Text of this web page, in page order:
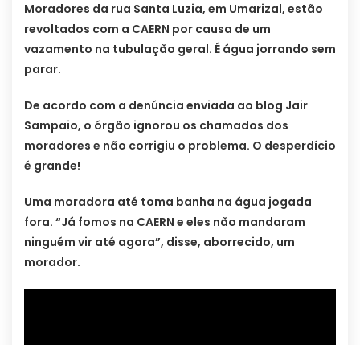
Moradores da rua Santa Luzia, em Umarizal, estão
revoltados com a CAERN por causa de um
vazamento na tubulação geral. É água jorrando sem
parar.
De acordo com a denúncia enviada ao blog Jair
Sampaio, o órgão ignorou os chamados dos
moradores e não corrigiu o problema. O desperdício
é grande!
Uma moradora até toma banha na água jogada
fora. “Já fomos na CAERN e eles não mandaram
ninguém vir até agora”, disse, aborrecido, um
morador.